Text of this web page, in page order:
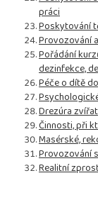
práci
Poskytování
Provozování
Pořádání
dezinfekce,
Péče o dítě
Drezúra zvířat
Činnosti, při
Masérské,
Provozování
Realitní